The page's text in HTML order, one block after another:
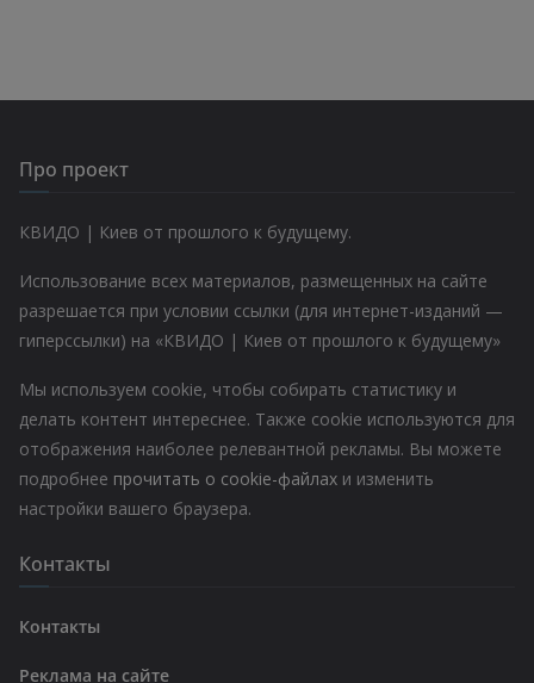
Про проект
КВИДО | Киев от прошлого к будущему.
Использование всех материалов, размещенных на сайте
разрешается при условии ссылки (для интернет-изданий —
гиперссылки) на «КВИДО | Киев от прошлого к будущему»
Мы используем cookie, чтобы собирать статистику и
делать контент интереснее. Также cookie используются для
отображения наиболее релевантной рекламы. Вы можете
подробнее прочитать о cookie-файлах и изменить
настройки вашего браузера.
Контакты
Контакты
Реклама на сайте